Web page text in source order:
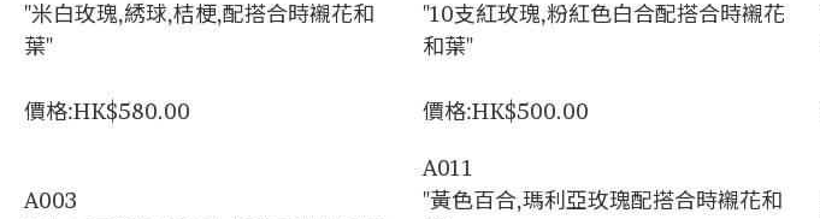
"米白玫瑰,綉球,桔梗,配搭合時襯花和
葉"
價格:HK$580.00
A003
"10支紅玫瑰,粉紅色白合配搭合時襯花
和葉"
價格:HK$500.00
A011
"黃色百合,瑪利亞玫瑰配搭合時襯花和